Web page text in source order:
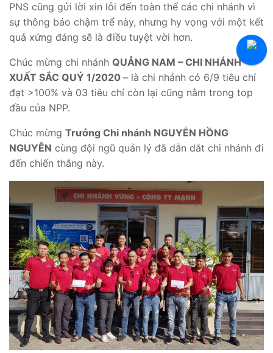
Chính Sách Lao Động
Tuyển Thực Tập Sinh
Hỏi Đáp Tuyển Dụng
PNS cũng gửi lời xin lỗi đến toàn thể các chi nhánh vì
sự thông báo chậm trể này, nhưng hy vọng với một kết
quả xứng đáng sẽ là điều tuyệt vời hơn.
Chúc mừng chi nhánh QUẢNG NAM – CHI NHÁNH
XUẤT SẮC QUÝ 1/2020 – là chi nhánh có 6/9 tiêu chí
đạt >100% và 03 tiêu chí còn lại cũng nằm trong top
đầu của NPP.
Chúc mừng Trưởng Chi nhánh NGUYỄN HỒNG
NGUYÊN cùng đội ngũ quản lý đã dẫn dắt chi nhánh đi
đến chiến thắng này.